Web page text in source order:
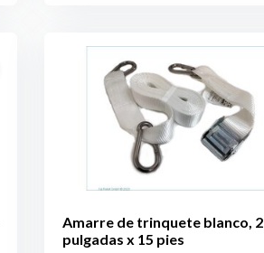
Amarre de trinquete blanco, 2
pulgadas x 15 pies